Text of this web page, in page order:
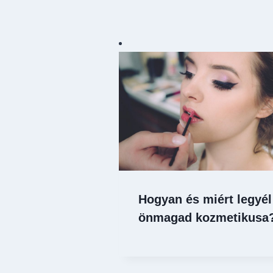
Hogyan és miért legyél
önmagad